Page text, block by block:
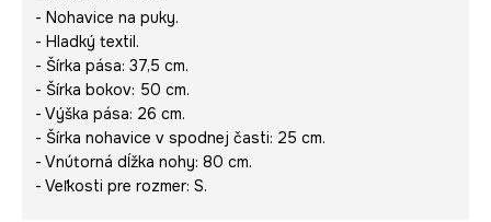
- Nohavice na puky.
- Hladký textil.
- Šírka pása: 37,5 cm.
- Šírka bokov: 50 cm.
- Výška pása: 26 cm.
- Šírka nohavice v spodnej časti: 25 cm.
- Vnútorná dĺžka nohy: 80 cm.
- Veľkosti pre rozmer: S.